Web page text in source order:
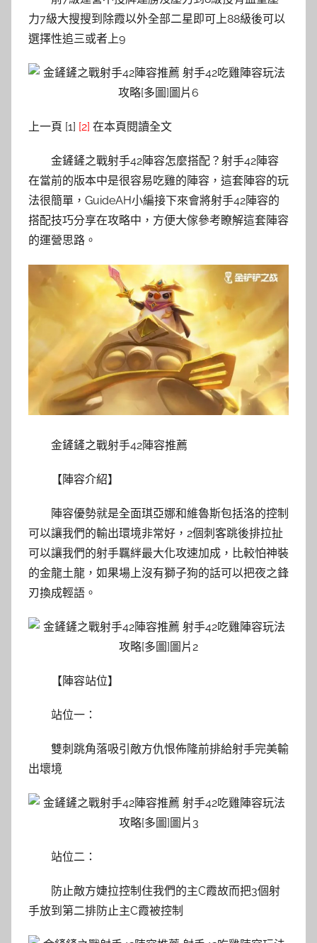
力7級大搜搜到除霞以外全部二星即可上88級後可以
選擇性追三或者上9
上一頁 [1] [2] 在本頁閱讀全文
金鏟鏟之戰射手42陣容怎麼搭配？射手42陣容
在當前的版本中是很容易吃雞的陣容，這套陣容的玩
法很簡單，GuideAH小編接下來會將射手42陣容的
搭配技巧分享在攻略中，方便大傢參考瞭解這套陣容
的運營思路。
金鏟鏟之戰射手42陣容推薦
【陣容介紹】
陣容優勢就是全面琪亞娜和維魯斯包括洛的控制
可以讓我們的輸出環境非常好，2個刺客跳後排拉扯
可以讓我們的射手羈絆最大化攻速加成，比較怕神裝
的金龍土龍，如果場上沒有獅子狗的話可以把夜之鋒
刃換成輕語。
【陣容站位】
站位一：
雙刺跳角落吸引敵方仇恨佈隆前排給射手完美輸
出壞境
站位二：
防止敵方婕拉控制住我們的主C霞故而把3個射
手放到第二排防止主C霞被控制